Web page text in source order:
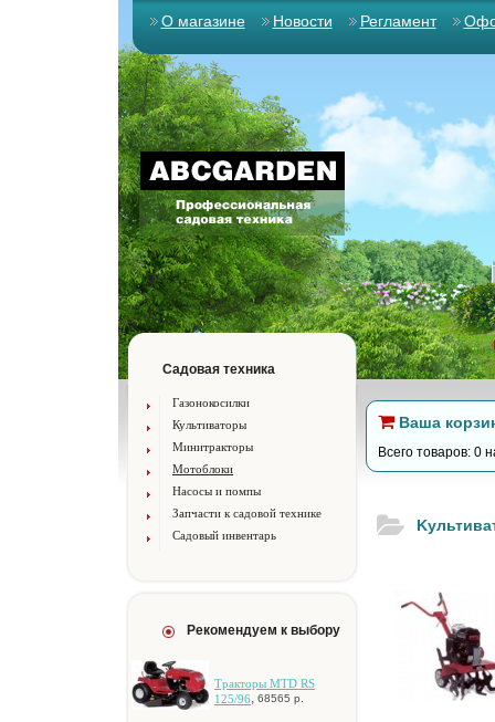
О магазине Новости Регламент
Садовая техника
Газонокосилки
Культиваторы
Минитракторы
Мотоблоки
Насосы и помпы
Запчасти к садовой технике
Садовый инвентарь
Рекомендуем к выбору
Tpaктopы MTD RS
125/96, 68565 р.
Ваша
Всего товаров: 0